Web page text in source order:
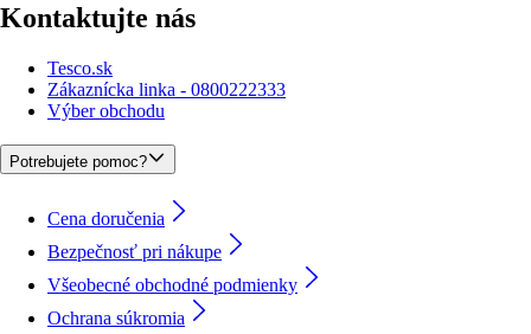
Kontaktujte nás
Tesco.sk
Zákaznícka linka - 0800222333
Výber obchodu
Potrebujete pomoc?
Cena doručenia
Bezpečnosť pri nákupe
Všeobecné obchodné podmienky
Ochrana súkromia